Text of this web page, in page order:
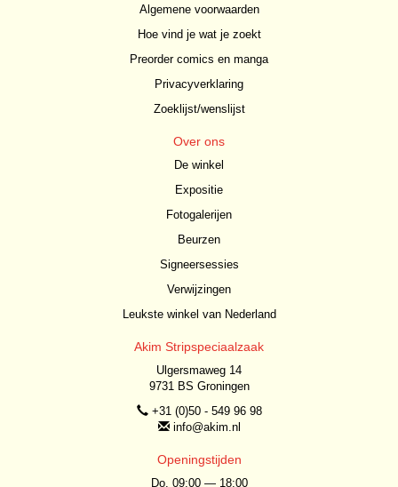
Algemene voorwaarden
Hoe vind je wat je zoekt
Preorder comics en manga
Privacyverklaring
Zoeklijst/wenslijst
Over ons
De winkel
Expositie
Fotogalerijen
Beurzen
Signeersessies
Verwijzingen
Leukste winkel van Nederland
Akim Stripspeciaalzaak
Ulgersmaweg 14
9731 BS Groningen
+31 (0)50 - 549 96 98
info@akim.nl
Openingstijden
Do. 09:00 — 18:00